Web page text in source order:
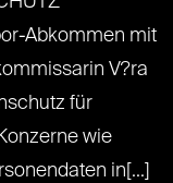
Abkommen mit
V?ra
für
wie
in[...]